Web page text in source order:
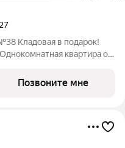
Кладовая в подарок!
квартира от
районе Перми
Позвоните мне